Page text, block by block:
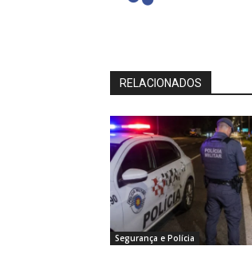
RELACIONADOS
Segurança e Polícia